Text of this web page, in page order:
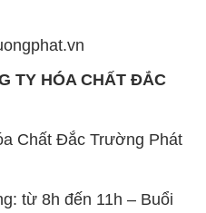
TY HÓA CHẤT ĐẮC
Chất Đắc Trường Phát
từ 8h đến 11h – Buổi